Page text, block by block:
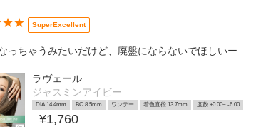
SuperExcellent
っちゃうみたいだけど、廃盤にならないでほしいー
ラヴェール
ジャスミンアイビー
DIA 14.4mm BC 8.5mm ワンデー 着色直径 13.7mm 度数 ±0.00~ -6.00
¥1,760